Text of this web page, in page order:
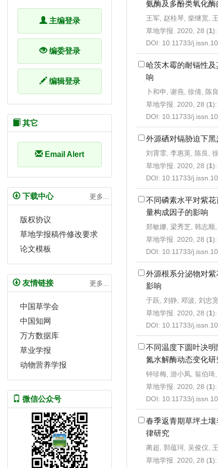
氨酶及多酚类氧化酶
王军, 赵桂琴, 柴继宽,
草地学报. 2020, 28 (1
DOI: 10.11733/
哈茨木霉的耐镉性
响
卜和申, 谢燕, 徐倩, 陈
草地学报. 2020, 28 (1
DOI: 10.11733/
外源硒对镉胁迫下
刘霄霏, 李惠英, 陈良,
草地学报. 2020, 28 (1
DOI: 10.11733/
不同磷素水平对紫
量构成因子的影响
郑敏娜, 梁秀芝, 韩志顺
草地学报. 2020, 28 (1
DOI: 10.11733/
外源根系分泌物对
影响
于跃, 刘静, 邓波, 刘忠
草地学报. 2020, 28 (1
DOI: 10.11733/
不同温度下圆叶决
氮水解酶动态变化研
钟珍梅, 游小凤, 翁伯琦
草地学报. 2020, 28 (1
DOI: 10.11733/
春季返青期草坪土
律研究
蔺超, 郭蕴珂, 吴俊仪,
草地学报. 2020, 28 (1
主编登录
编委登录
编辑登录
其它
Email Alert
下载中心 更多...
版权协议
草地学报稿件修改要求
论文模板
友情链接 更多...
中国草学会
中国知网
万方数据库
草业学报
动物营养学报
微信公众号